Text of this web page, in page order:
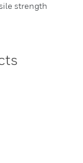
strength